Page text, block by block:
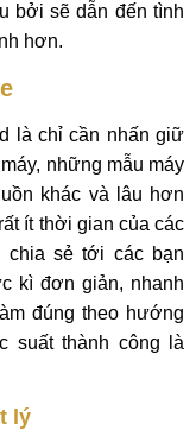
bởi sẽ dẫn đến tình
hơn.
là chỉ cần nhấn giữ
những mẫu máy
khác và lâu hơn
ít thời gian của các
chia sẻ tới các bạn
kì đơn giản, nhanh
đúng theo hướng
suất thành công là
lý